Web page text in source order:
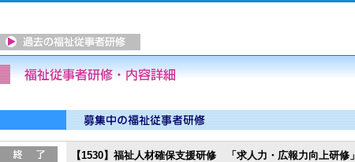
【1530】福祉人材確保支援研修 「求人力・広報力向上研修」